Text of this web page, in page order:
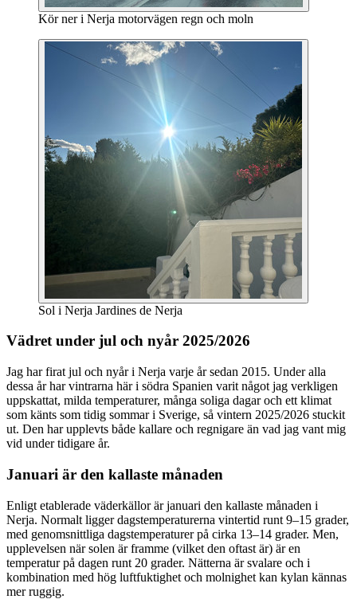
Kör ner i Nerja motorvägen regn och moln
Sol i Nerja Jardines de Nerja
Vädret under jul och nyår 2025/2026
Jag har firat jul och nyår i Nerja varje år sedan 2015. Under alla
dessa år har vintrarna här i södra Spanien varit något jag verkligen
uppskattat, milda temperaturer, många soliga dagar och ett klimat
som känts som tidig sommar i Sverige, så vintern 2025/2026 stuckit
ut. Den har upplevts både kallare och regnigare än vad jag vant mig
vid under tidigare år.
Januari är den kallaste månaden
Enligt etablerade väderkällor är januari den kallaste månaden i
Nerja. Normalt ligger dagstemperaturerna vintertid runt 9–15 grader,
med genomsnittliga dagstemperaturer på cirka 13–14 grader. Men,
upplevelsen när solen är framme (vilket den oftast är) är en
temperatur på dagen runt 20 grader. Nätterna är svalare och i
kombination med hög luftfuktighet och molnighet kan kylan kännas
mer ruggig.